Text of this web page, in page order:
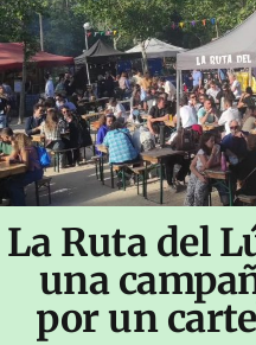
La Ruta del
una
por un